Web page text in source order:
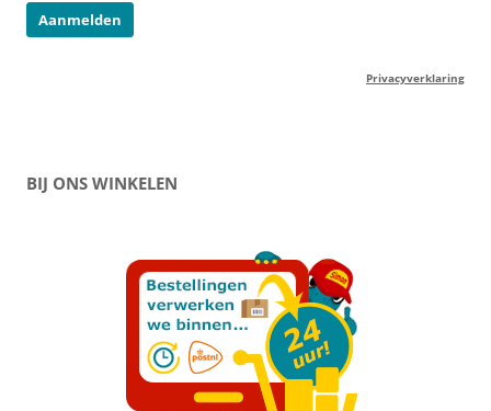
Privacyverklaring
BIJ ONS WINKELEN